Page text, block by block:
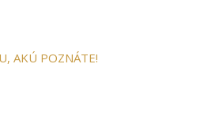
AKÚ POZNÁTE!